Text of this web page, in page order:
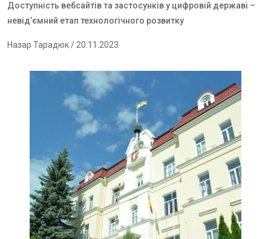
Доступність вебсайтів та застосунків у цифровій державі –
невід’ємний етап технологічного розвитку
Назар Тарадюк/ 20.11.2023